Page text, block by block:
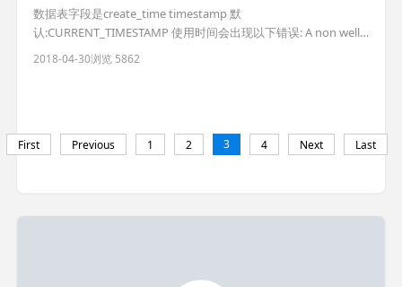
数据表字段是create_time timestamp 默
认:CURRENT_TIMESTAMP 使用时间会出现以下错误: A non well
formed numeric value encountered 这是因为tp5框架会自动转
换时间 解决方案如下: class powerModel extends Model {
2018-04-30浏览 5862
First Previous 1 2 3 4 Next Last